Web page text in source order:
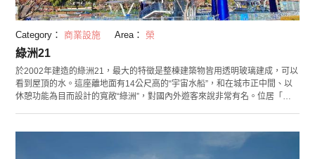
Category： 商業設施 Area： 榮
綠洲21
於2002年建造的綠洲21，最大的特徵是整棟建築物皆用透明玻璃建成，可以
看到屋頂的水。這座離地面有14公尺高的“宇宙水船”，和在城市正中間、以
休憩功能為目而設計的寬敞“綠洲”，對國內外遊客來說非常有名。位居「外